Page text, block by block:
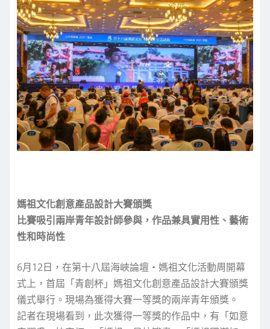
媽祖文化創意產品設計大賽頒獎
比賽吸引兩岸青年設計師參與，作品兼具實用性、藝術
性和時尚性
6月12日，在第十八屆海峽論壇‧媽祖文化活動周開幕
式上，首屆「青創杯」媽祖文化創意產品設計大賽頒獎
儀式舉行。現場為獲得大賽一等獎的兩岸青年頒獎。
記者在現場看到，此次獲得一等獎的作品中，有「如意